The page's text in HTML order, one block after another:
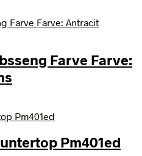
Farve Farve:
Pm401ed